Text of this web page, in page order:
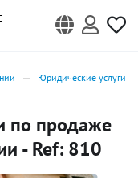
Юридические услуги в
по продаже
- Ref: 810